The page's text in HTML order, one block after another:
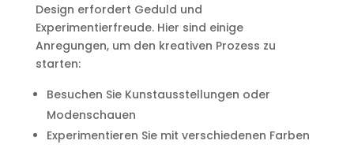
Design erfordert Geduld und
Experimentierfreude. Hier sind einige
Anregungen, um den kreativen Prozess zu
starten:
Besuchen Sie Kunstausstellungen oder
Modenschauen
Experimentieren Sie mit verschiedenen Farben